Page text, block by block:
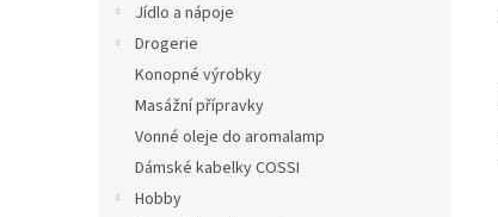
Jídlo a nápoje
Drogerie
Konopné výrobky
Masážní přípravky
Vonné oleje do aromalamp
Dámské kabelky COSSI
Hobby